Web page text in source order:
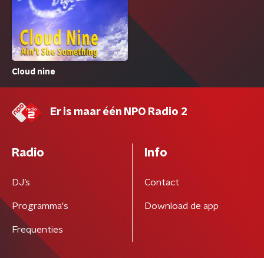
Cloud nine
Er is maar één NPO Radio 2
Radio
DJ’s
Programma's
Frequenties
Info
Contact
Download de app